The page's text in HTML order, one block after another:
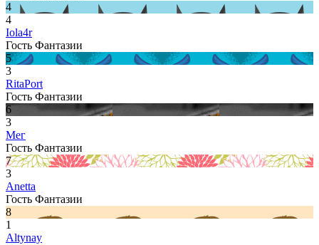
4
4
Iola4r
Гость Фантазии
5
3
RitaPort
Гость Фантазии
6
3
Мег
Гость Фантазии
7
3
Anetta
Гость Фантазии
8
1
Altynay